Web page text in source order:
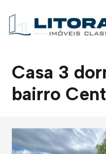
Casa 3
bairro